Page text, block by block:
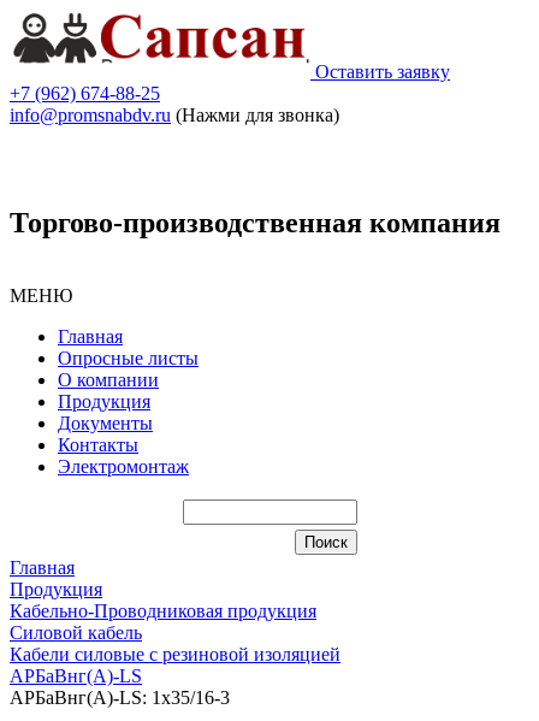
Оставить заявку
+7 (962) 674-88-25
info@promsnabdv.ru (Нажми для звонка)
Торгово-производственная компания
МЕНЮ
Главная
Опросные листы
О компании
Продукция
Документы
Контакты
Электромонтаж
Главная
Продукция
Кабельно-Проводниковая продукция
Силовой кабель
Кабели силовые с резиновой изоляцией
АРБаВнг(A)-LS
АРБаВнг(A)-LS: 1х35/16-3